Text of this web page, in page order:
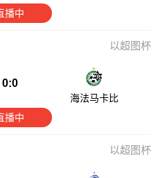
播中
以超图杯
0:0
海法马卡比
播中
以超图杯